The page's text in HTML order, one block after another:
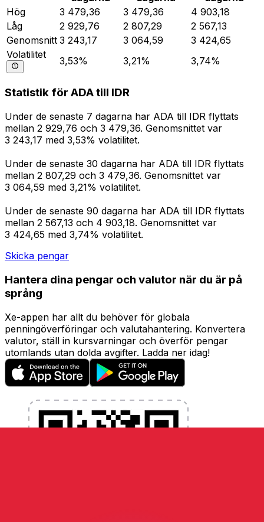
Hög
3 479,36 3 479,36
4 903,18
Låg
2 929,76 2 807,29
2 567,13
Genomsnitt 3 243,17 3 064,59
3 424,65
Volatilitet
3,53% 3,21% 3,74%
Statistik för ADA till IDR
Under de senaste 7 dagarna har ADA till IDR flyttats
mellan 2 929,76 och 3 479,36. Genomsnittet var
3 243,17 med 3,53% volatilitet.
Under de senaste 30 dagarna har ADA till IDR flyttats
mellan 2 807,29 och 3 479,36. Genomsnittet var
3 064,59 med 3,21% volatilitet.
Under de senaste 90 dagarna har ADA till IDR flyttats
mellan 2 567,13 och 4 903,18. Genomsnittet var
3 424,65 med 3,74% volatilitet.
Skicka pengar
Hantera dina pengar och valutor när du är på
språng
Xe-appen har allt du behöver för globala
penningöverföringar och valutahantering. Konvertera
valutor, ställ in kursvarningar och överför pengar
utomlands utan dolda avgifter. Ladda ner idag!